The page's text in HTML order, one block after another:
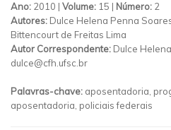
Ano: 2010 | Volume: 15 | Número: 2
Autores: Dulce Helena Penna
Bittencourt de Freitas Lima
Autor Correspondente: Dulce
dulce@cfh.ufsc.br
Palavras-chave: aposentadoria,
aposentadoria, policiais federais